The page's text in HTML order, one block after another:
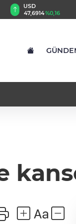
USD
47,6914%0,16